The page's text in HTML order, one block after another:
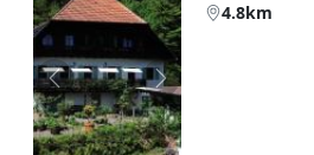
Zurück Weiter
4.8km